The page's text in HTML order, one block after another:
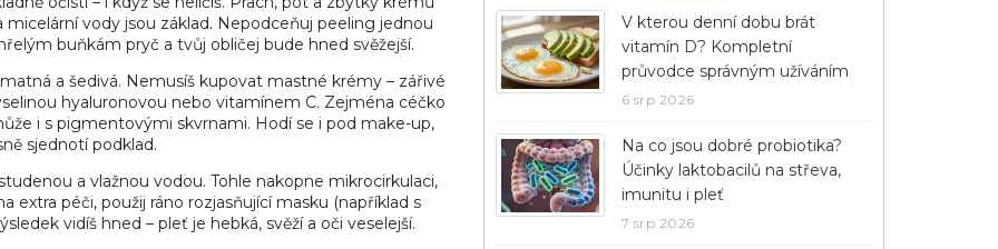
vody jsou základ. Nepodceňuj peeling jednou
buňkám pryč a tvůj obličej bude hned svěžejší.
a šedivá. Nemusíš kupovat mastné krémy – zářivé
hyaluronovou nebo vitamínem C. Zejména céčko
i s pigmentovými skvrnami. Hodí se i pod make-up,
sjednotí podklad.
a vlažnou vodou. Tohle nakopne mikrocirkulaci,
extra péči, použij ráno rozjasňující masku (například s
vidíš hned – pleť je hebká, svěží a oči veselejší.
V kterou denní dobu brát
vitamín D? Kompletní
průvodce správným užíváním
6 srp 2026
Na co jsou dobré probiotika?
Účinky laktobacilů na střeva,
imunitu i pleť
7 srp 2026